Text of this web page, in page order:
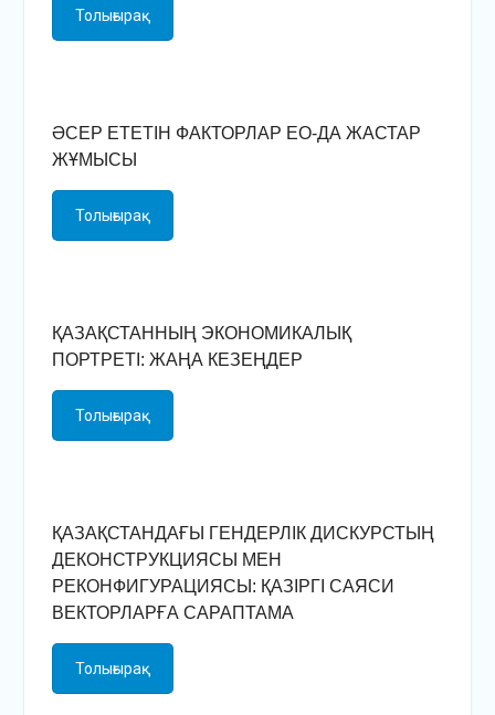
Толығырақ
ӘСЕР ЕТЕТІН ФАКТОРЛАР ЕО-ДА ЖАСТАР
ЖҰМЫСЫ
Толығырақ
ҚАЗАҚСТАННЫҢ ЭКОНОМИКАЛЫҚ
ПОРТРЕТІ: ЖАҢА КЕЗЕҢДЕР
Толығырақ
ҚАЗАҚСТАНДАҒЫ ГЕНДЕРЛІК ДИСКУРСТЫҢ
ДЕКОНСТРУКЦИЯСЫ МЕН
РЕКОНФИГУРАЦИЯСЫ: ҚАЗІРГІ САЯСИ
ВЕКТОРЛАРҒА САРАПТАМА
Толығырақ